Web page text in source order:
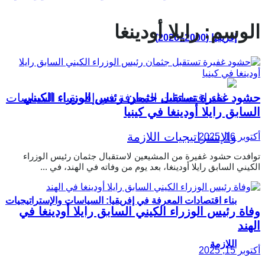
إفريقيا (2000–2026)
بناء اقتصادات المعرفة في إفريقيا: السياسات والإستراتيجيات
اللازمة
الوسم:رايلا أودينغا
حشود غفيرة تستقبل جثمان رئيس الوزراء الكيني
السابق رايلا أودينغا في كينيا
أكتوبر 16, 2025
توافدت حشود غفيرة من المشيعين لاستقبال جثمان رئيس الوزراء
الكيني السابق رايلا أودينغا، بعد يوم من وفاته في الهند، في ...
وفاة رئيس الوزراء الكيني السابق رايلا أودينغا في
الهند
أكتوبر 15, 2025